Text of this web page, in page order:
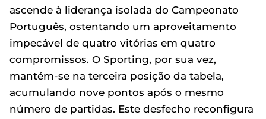
ascende à liderança isolada do Campeonato
Português, ostentando um aproveitamento
impecável de quatro vitórias em quatro
compromissos. O Sporting, por sua vez,
mantém-se na terceira posição da tabela,
acumulando nove pontos após o mesmo
número de partidas. Este desfecho reconfigura